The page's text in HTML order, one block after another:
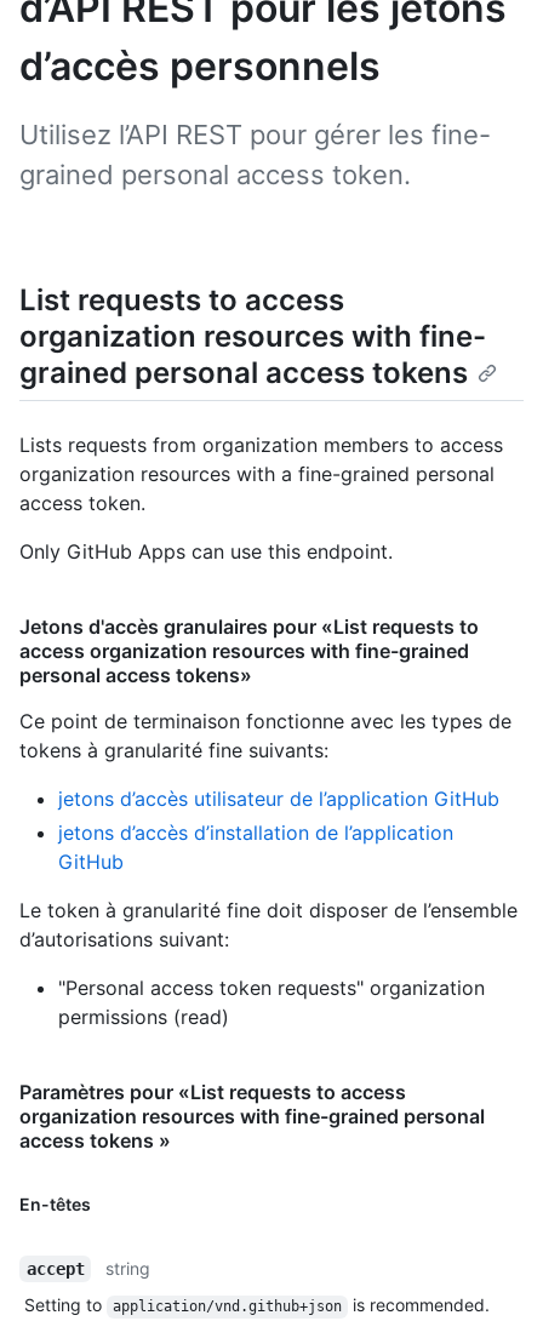
d’accès personnels
Utilisez l’API REST pour gérer les fine-
grained personal access token.
List requests to access
organization resources with fine-
grained personal access tokens
Lists requests from organization members to access
organization resources with a fine-grained personal
access token.
Only GitHub Apps can use this endpoint.
Jetons d'accès granulaires pour «List requests to
access organization resources with fine-grained
personal access tokens»
Ce point de terminaison fonctionne avec les types de
tokens à granularité fine suivants:
jetons d’accès utilisateur de l’application GitHub
jetons d’accès d’installation de l’application
GitHub
Le token à granularité fine doit disposer de l’ensemble
d’autorisations suivant:
"Personal access token requests" organization
permissions (read)
Paramètres pour «List requests to access
organization resources with fine-grained personal
access tokens »
En-têtes
accept
string
Setting to
application/vnd.github+json is recommended.